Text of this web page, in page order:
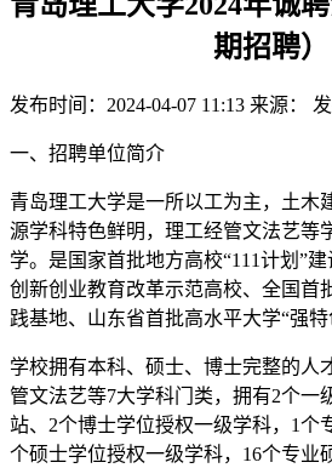
期招聘）
发布时间：2024-04-07 11:13 来源：
一、招聘单位简介
青岛理工大学是一所以工为主，土木
源学科特色鲜明，理工经管文法艺等
学。是国家首批地方高校“111计划”
创新创业教育改革示范高校、全国首
践基地、山东省首批高水平大学“强特
学校拥有本科、硕士、博士完整的人
管文法艺等7大学科门类，拥有2个一
站、2个博士学位授权一级学科，1个
个硕士学位授权一级学科，16个专业